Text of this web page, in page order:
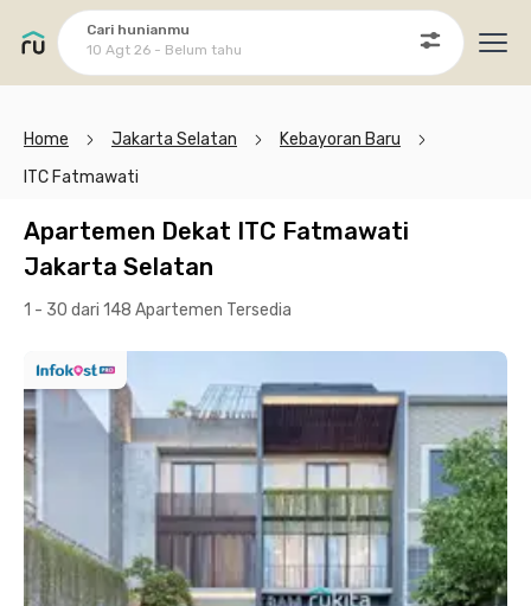
Cari hunianmu
10 Agt 26 - Belum tahu
Home Jakarta Selatan
Kebayoran Baru
ITC Fatmawati
Apartemen Dekat ITC Fatmawati
Jakarta Selatan
1 - 30 dari 148 Apartemen Tersedia